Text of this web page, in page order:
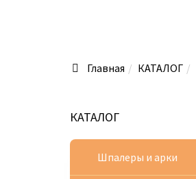
Главная КАТАЛОГ
КАТАЛОГ
Шпалеры и арки